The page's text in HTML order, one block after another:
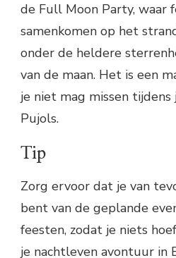
de Full Moon Party, waar
samenkomen op het
onder de heldere
van de maan. Het is een
je niet mag missen tijdens
Pujols.
Tip
Zorg ervoor dat je van
bent van de geplande
feesten, zodat je niets
je nachtleven avontuur in